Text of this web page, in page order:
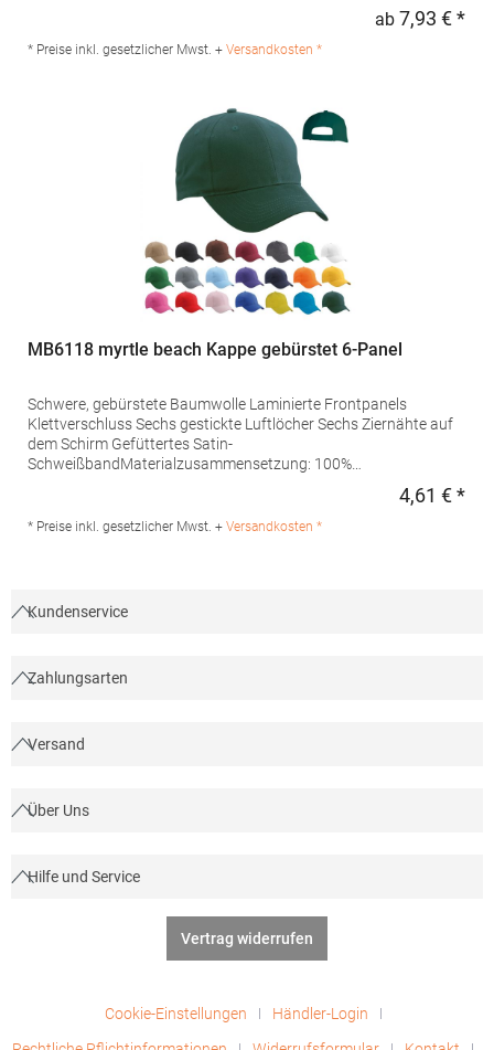
Produktsicherheit: Herst.-Nr.: FIJCHersteller: Master Italia S.p.A.
Via Giorgio La Pira 19 30027 San Donà di Piave Italien E-Mail:
ab 7,93 € *
* Preise inkl. gesetzlicher Mwst. + Versandkosten *
MB6118 myrtle beach Kappe gebürstet 6-Panel
Schwere, gebürstete Baumwolle Laminierte Frontpanels
Klettverschluss Sechs gestickte Luftlöcher Sechs Ziernähte auf
dem Schirm Gefüttertes Satin-
SchweißbandMaterialzusammensetzung: 100%
MB6118Hersteller: Gustav Daiber GmbH Vor dem Weißen Stein
25-31 72461 Albstadt Deutschland E-Mail: info@daiber.de
4,61 € *
* Preise inkl. gesetzlicher Mwst. + Versandkosten *
Kundenservice
Zahlungsarten
Versand
Über Uns
Hilfe und Service
Vertrag widerrufen
Cookie-Einstellungen
Händler-Login